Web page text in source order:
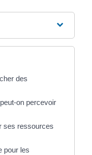
des
on percevoir
ses ressources
pour les